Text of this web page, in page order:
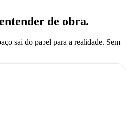
de obra.
sai do papel para a realidade. Sem